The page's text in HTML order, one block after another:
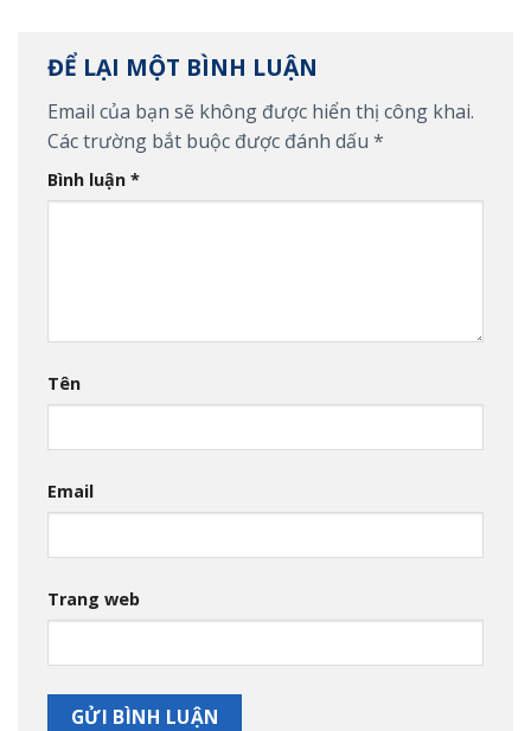
ĐỂ LẠI MỘT BÌNH LUẬN
Email của bạn sẽ không được hiển thị công khai.
Các trường bắt buộc được đánh dấu *
Bình luận *
Tên
Email
Trang web